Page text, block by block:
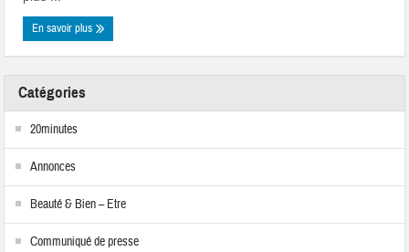
En savoir plus
Catégories
20minutes
Annonces
Beauté & Bien – Etre
Communiqué de presse